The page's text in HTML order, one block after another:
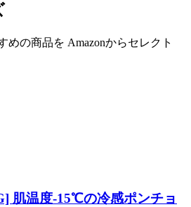
めの商品を Amazonからセレクト
肌温度-15℃の冷感ポンチョ